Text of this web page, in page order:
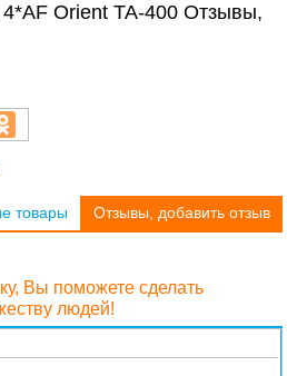
4*AF Orient TA-400 Отзывы,
товары Отзывы, добавить отзыв
Вы поможете сделать
людей!